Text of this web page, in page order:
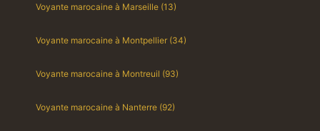
Voyante marocaine à Marseille (13)
Voyante marocaine à Montpellier (34)
Voyante marocaine à Montreuil (93)
Voyante marocaine à Nanterre (92)